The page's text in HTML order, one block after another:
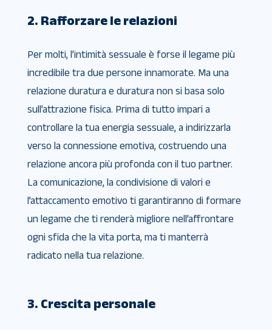
2. Rafforzare le relazioni
Per molti, l’intimità sessuale è forse il legame più
incredibile tra due persone innamorate. Ma una
relazione duratura e duratura non si basa solo
sull’attrazione fisica. Prima di tutto impari a
controllare la tua energia sessuale, a indirizzarla
verso la connessione emotiva, costruendo una
relazione ancora più profonda con il tuo partner.
La comunicazione, la condivisione di valori e
l’attaccamento emotivo ti garantiranno di formare
un legame che ti renderà migliore nell’affrontare
ogni sfida che la vita porta, ma ti manterrà
radicato nella tua relazione.
3. Crescita personale